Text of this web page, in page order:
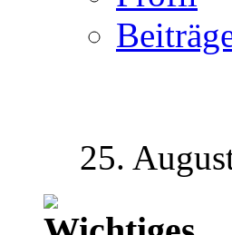
25.